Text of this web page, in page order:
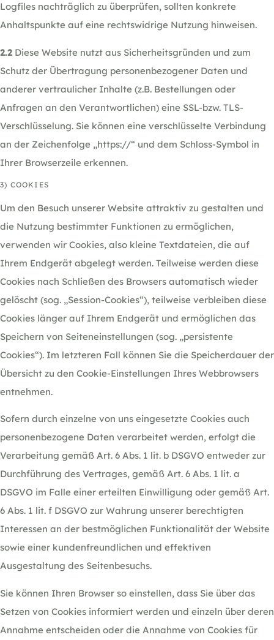
Logfiles nachträglich zu überprüfen, sollten konkrete
Anhaltspunkte auf eine rechtswidrige Nutzung hinweisen.
2.2 Diese Website nutzt aus Sicherheitsgründen und zum
Schutz der Übertragung personenbezogener Daten und
anderer vertraulicher Inhalte (z.B. Bestellungen oder
Anfragen an den Verantwortlichen) eine SSL-bzw. TLS-
Verschlüsselung. Sie können eine verschlüsselte Verbindung
an der Zeichenfolge „https://“ und dem Schloss-Symbol in
Ihrer Browserzeile erkennen.
3) COOKIES
Um den Besuch unserer Website attraktiv zu gestalten und
die Nutzung bestimmter Funktionen zu ermöglichen,
verwenden wir Cookies, also kleine Textdateien, die auf
Ihrem Endgerät abgelegt werden. Teilweise werden diese
Cookies nach Schließen des Browsers automatisch wieder
gelöscht (sog. „Session-Cookies“), teilweise verbleiben diese
Cookies länger auf Ihrem Endgerät und ermöglichen das
Speichern von Seiteneinstellungen (sog. „persistente
Cookies“). Im letzteren Fall können Sie die Speicherdauer der
Übersicht zu den Cookie-Einstellungen Ihres Webbrowsers
entnehmen.
Sofern durch einzelne von uns eingesetzte Cookies auch
personenbezogene Daten verarbeitet werden, erfolgt die
Verarbeitung gemäß Art. 6 Abs. 1 lit. b DSGVO entweder zur
Durchführung des Vertrages, gemäß Art. 6 Abs. 1 lit. a
DSGVO im Falle einer erteilten Einwilligung oder gemäß Art.
6 Abs. 1 lit. f DSGVO zur Wahrung unserer berechtigten
Interessen an der bestmöglichen Funktionalität der Website
sowie einer kundenfreundlichen und effektiven
Ausgestaltung des Seitenbesuchs.
Sie können Ihren Browser so einstellen, dass Sie über das
Setzen von Cookies informiert werden und einzeln über deren
Annahme entscheiden oder die Annahme von Cookies für